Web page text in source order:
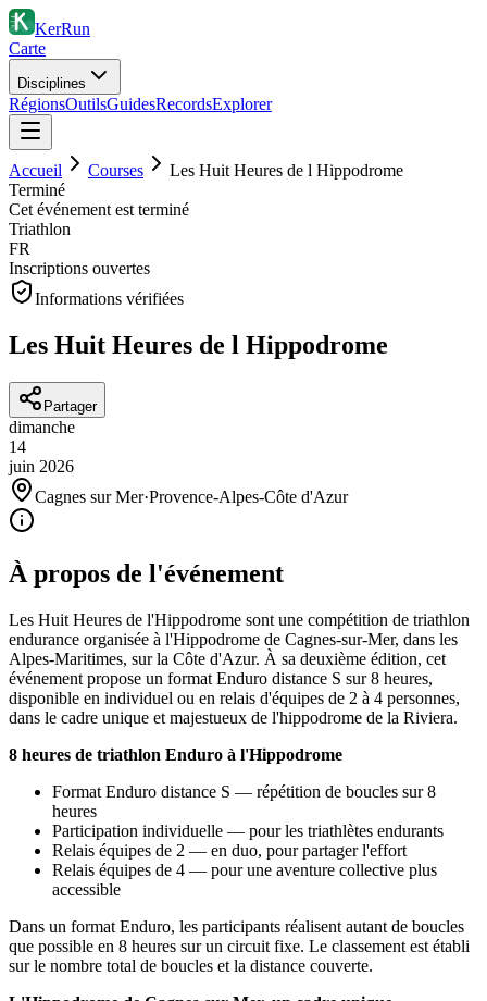
KerRun
Carte
Disciplines
RégionsOutilsGuidesRecordsExplorer
Accueil Courses
Les Huit Heures de l Hippodrome
Terminé
Cet événement est terminé
Triathlon
FR
Inscriptions ouvertes
Informations vérifiées
Les Huit Heures de l Hippodrome
Partager
dimanche
14
juin 2026
Cagnes sur Mer·Provence-Alpes-Côte d'Azur
À propos de l'événement
Les Huit Heures de l'Hippodrome sont une compétition de triathlon
endurance organisée à l'Hippodrome de Cagnes-sur-Mer, dans les
Alpes-Maritimes, sur la Côte d'Azur. À sa deuxième édition, cet
événement propose un format Enduro distance S sur 8 heures,
disponible en individuel ou en relais d'équipes de 2 à 4 personnes,
dans le cadre unique et majestueux de l'hippodrome de la Riviera.
8 heures de triathlon Enduro à l'Hippodrome
Format Enduro distance S — répétition de boucles sur 8
heures
Participation individuelle — pour les triathlètes endurants
Relais équipes de 2 — en duo, pour partager l'effort
Relais équipes de 4 — pour une aventure collective plus
accessible
Dans un format Enduro, les participants réalisent autant de boucles
que possible en 8 heures sur un circuit fixe. Le classement est établi
sur le nombre total de boucles et la distance couverte.